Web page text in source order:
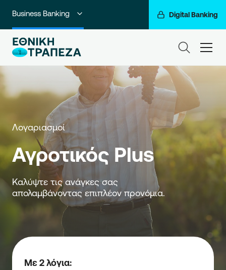
Business Banking Digital Banking
Ιδιώτες
Premium Banking
Private Banking
Corporate & Investment Banking
Go For More
Ο Όμιλός μας
Λογαριασμοί
Αγροτικός Plus
Καλύψτε τις ανάγκες σας
απολαμβάνοντας επιπλέον προνόμια.
Με 2 λόγια: